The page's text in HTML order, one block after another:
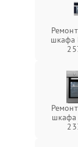
шкафа
шкафа